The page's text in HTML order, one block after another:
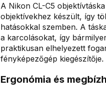
A Nikon CL-C5
objektívekhez készült, így
hatásokkal szemben. A
a karcolásokat, így
praktikusan elhelyezett
fényképezőgép kiegészítője.
Ergonómia és